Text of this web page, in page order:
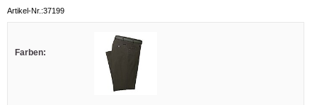
Artikel-Nr.:37199
Farben: